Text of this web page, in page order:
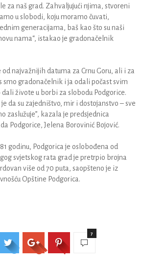
za naš grad. Zahvaljujući njima, stvoreni
u slobodi, koju moramo čuvati,
generacijama, baš kao što su naši
nama“, istakao je gradonačelnik
od najvažnijih datuma za Crnu Goru, ali i za
smo gradonačelnik i ja odali počast svim
živote u borbi za slobodu Podgorice.
da su zajedništvo, mir i dostojanstvo – sve
zaslužuje”, kazala je predsjednica
Podgorice, Jelena Borovinić Bojović.
godinu, Podgorica je oslobođena od
svjetskog rata grad je pretrpio brojna
više od 70 puta, saopšteno je iz
Opštine Podgorica.
7